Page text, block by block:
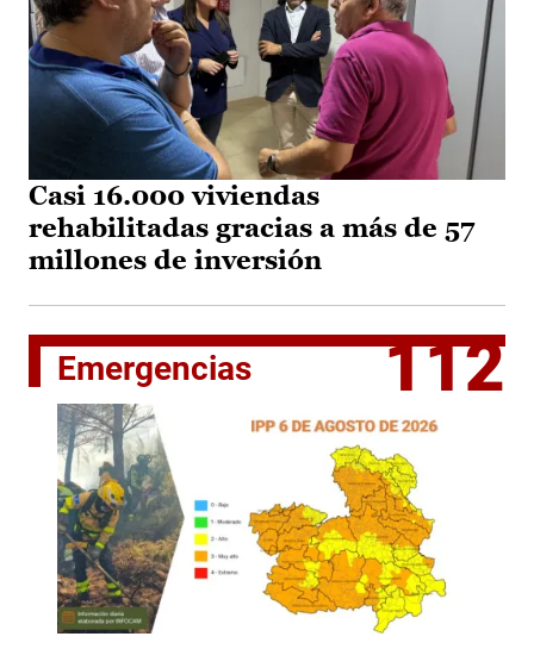
Casi 16.000 viviendas
rehabilitadas gracias a más de 57
millones de inversión
Emergencias 112